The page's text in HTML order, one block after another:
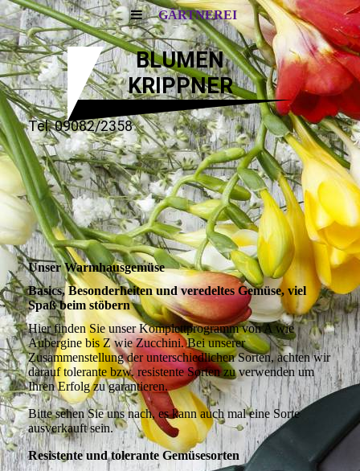
GÄRTNEREI
BLUMEN
KRIPPNER
Tel. 09082/2358
Unser Warmhausgemüse
Basics, Besonderheiten und veredeltes Gemüse, viel
Spaß beim stöbern
Hier finden Sie unser Komplettprogramm von A wie
Aubergine bis Z wie Zucchini. Bei unserer
Zusammenstellung der unterschiedlichen Sorten, achten wir
darauf tolerante bzw. resistente Sorten zu verwenden um
Ihren Erfolg zu garantieren.
Bitte sehen Sie uns nach, es kann auch mal eine Sorte
ausverkauft sein.
Resistente und tolerante Gemüsesorten